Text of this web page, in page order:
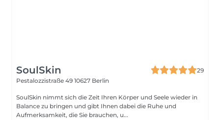
SoulSkin
29
Pestalozzistraße 49 10627 Berlin
SoulSkin nimmt sich die Zeit Ihren Körper und Seele wieder in
Balance zu bringen und gibt Ihnen dabei die Ruhe und
Aufmerksamkeit, die Sie brauchen, u...